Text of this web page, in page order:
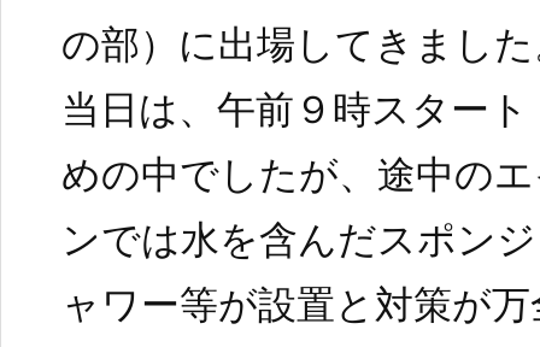
の部）に出場してきまし
当日は、午前９時スター
めの中でしたが、途中の
ンでは水を含んだスポン
ャワー等が設置と対策が